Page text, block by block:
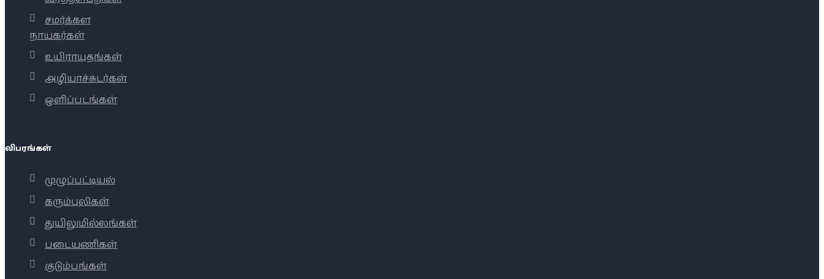
சமர்க்கள
நாயகர்கள்
உயிராயுதங்கள்
அழியாச்சுடர்கள்
ஒளிப்படங்கள்
விபரங்கள்
முழுப்பட்டியல்
கரும்புலிகள்
துயிலுமில்லங்கள்
படையணிகள்
குடும்பங்கள்